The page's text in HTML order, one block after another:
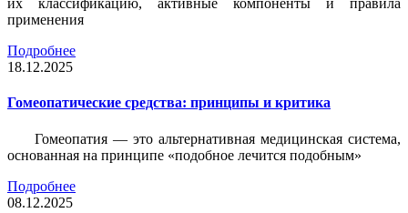
их классификацию, активные компоненты и правила
применения
Подробнее
18.12.2025
Гомеопатические средства: принципы и критика
Гомеопатия — это альтернативная медицинская система,
основанная на принципе «подобное лечится подобным»
Подробнее
08.12.2025